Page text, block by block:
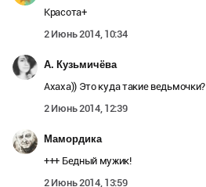
Красота+
2 Июнь 2014, 10:34
А. Кузьмичёва
Ахаха)) Это куда такие ведьмочки?
2 Июнь 2014, 12:39
Мамордика
+++ Бедный мужик!
2 Июнь 2014, 13:59